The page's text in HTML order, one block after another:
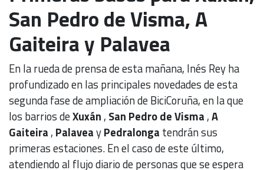
San Pedro de Visma, A
Gaiteira y Palavea
En la rueda de prensa de esta mañana, Inés Rey ha
profundizado en las principales novedades de esta
segunda fase de ampliación de BiciCoruña, en la que
los barrios deXuxán, San Pedro de Visma,A
Gaiteira, PalaveayPedralonga tendrán sus
primeras estaciones. En el caso de este último,
atendiendo al flujo diario de personas que se espera